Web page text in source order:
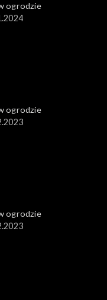
ogrodzie
ogrodzie
ogrodzie